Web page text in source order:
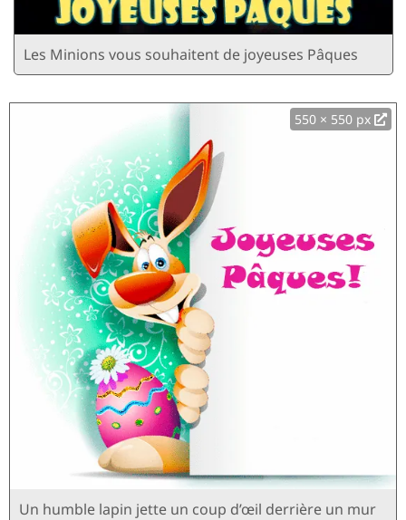
Les Minions vous souhaitent de joyeuses Pâques
550 × 550 px
Un humble lapin jette un coup d’œil derrière un mur